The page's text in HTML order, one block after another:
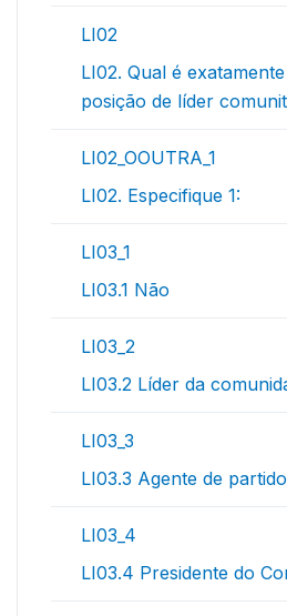
LI02
LI02. Qual é
posição de líder
LI02_OOUTRA_1
LI02. Especifique 1:
LI03_1
LI03.1 Não
LI03_2
LI03.2 Líder da
LI03_3
LI03.3 Agente de
LI03_4
LI03.4 Presidente do